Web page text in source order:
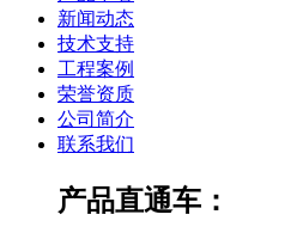
新闻动态
技术支持
工程案例
荣誉资质
公司简介
联系我们
产品直通车：